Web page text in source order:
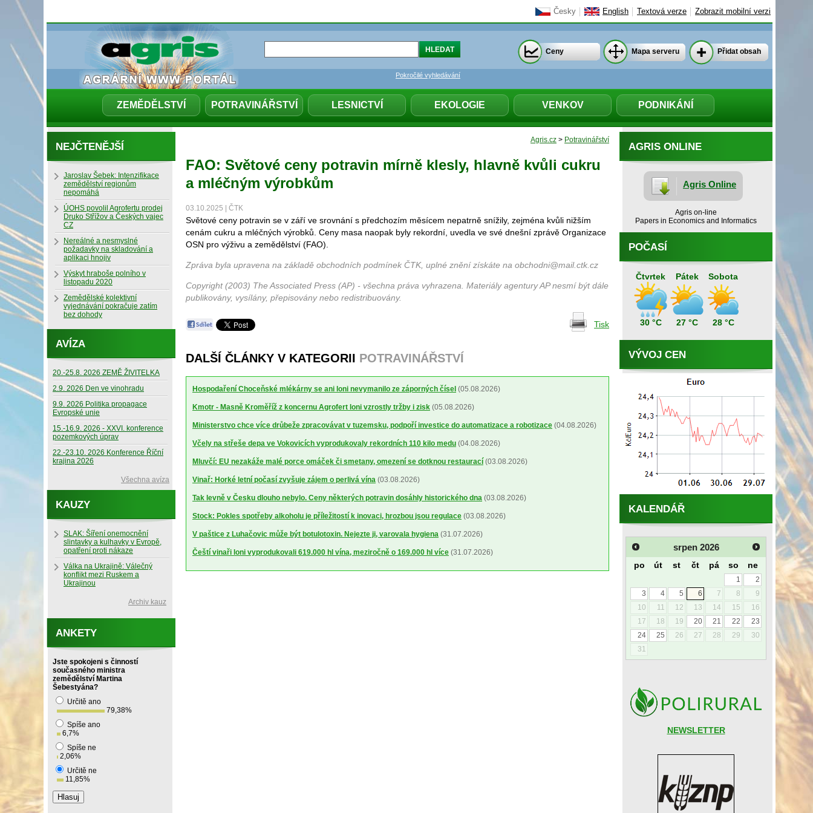
Česky English Textová verze Zobrazit mobilní verzi
ZEMĚDĚLSTVÍ POTRAVINÁŘSTVÍ LESNICTVÍ EKOLOGIE VENKOV PODNIKÁNÍ
Pokročilé vyhledávání
Ceny Mapa serveru Přidat obsah
Agris.cz > Potravinářství
FAO: Světové ceny potravin mírně klesly, hlavně kvůli cukru
a mléčným výrobkům
03.10.2025 | ČTK
Světové ceny potravin se v září ve srovnání s předchozím měsícem nepatrně snížily, zejména kvůli nižším
cenám cukru a mléčných výrobků. Ceny masa naopak byly rekordní, uvedla ve své dnešní zprávě Organizace
OSN pro výživu a zemědělství (FAO).
Zpráva byla upravena na základě obchodních podmínek ČTK, uplné znění získáte na obchodni@mail.ctk.cz
Copyright (2003) The Associated Press (AP) - všechna práva vyhrazena. Materiály agentury AP nesmí být dále
publikovány, vysílány, přepisovány nebo redistribuovány.
Tisk
DALŠÍ ČLÁNKY V KATEGORII POTRAVINÁŘSTVÍ
Hospodaření Choceňské mlékárny se ani loni nevymanilo ze záporných čísel (05.08.2026)
Kmotr - Masně Kroměříž z koncernu Agrofert loni vzrostly tržby i zisk (05.08.2026)
Ministerstvo chce více drůbeže zpracovávat v tuzemsku, podpoří investice do automatizace a robotizace (04.08.2026)
Včely na střeše depa ve Vokovicích vyprodukovaly rekordních 110 kilo medu (04.08.2026)
Mluvčí: EU nezakáže malé porce omáček či smetany, omezení se dotknou restaurací (03.08.2026)
Vinař: Horké letní počasí zvyšuje zájem o perlivá vína (03.08.2026)
Tak levně v Česku dlouho nebylo. Ceny některých potravin dosáhly historického dna (03.08.2026)
Stock: Pokles spotřeby alkoholu je příležitostí k inovaci, hrozbou jsou regulace (03.08.2026)
V paštice z Luhačovic může být botulotoxin. Nejezte ji, varovala hygiena (31.07.2026)
Čeští vinaři loni vyprodukovali 619.000 hl vína, meziročně o 169.000 hl více (31.07.2026)
AGRIS ONLINE
Agris Online
Agris on-line
Papers in Economics and Informatics
POČASÍ
Čtvrtek
30 °C
Pátek
27 °C
Sobota
28 °C
VÝVOJ CEN
KALENDÁŘ
srpen 2026
po út st čt pá so ne
1
2
3
4 5 6 7 8
9
10
11 12 13 14 15
16
17
18 19 20 21 22
23
24
25 26 27 28 29
30
31
NEWSLETTER
NEJČTENĚJŠÍ
Jaroslav Šebek: Intenzifikace
zemědělství regionům
nepomáhá
ÚOHS povolil Agrofertu prodej
Druko Střížov a Českých vajec
CZ
Nereálné a nesmyslné
požadavky na skladování a
aplikaci hnojiv
Výskyt hraboše polního v
listopadu 2020
Zemědělské kolektivní
vyjednávání pokračuje zatím
bez dohody
AVÍZA
20.-25.8. 2026 ZEMĚ ŽIVITELKA
2.9. 2026 Den ve vinohradu
9.9. 2026 Politika propagace
Evropské unie
15.-16.9. 2026 - XXVI. konference
pozemkových úprav
22.-23.10. 2026 Konference Říční
krajina 2026
Všechna avíza
KAUZY
SLAK: Šíření onemocnění
slintavky a kulhavky v Evropě,
opatření proti nákaze
Válka na Ukrajině: Válečný
konflikt mezi Ruskem a
Ukrajinou
Archiv kauz
ANKETY
Jste spokojeni s činností
současného ministra
zemědělství Martina
Šebestyána?
Určitě ano
79,38%
Spíše ano
6,7%
Spíše ne
2,06%
Určitě ne
11,85%